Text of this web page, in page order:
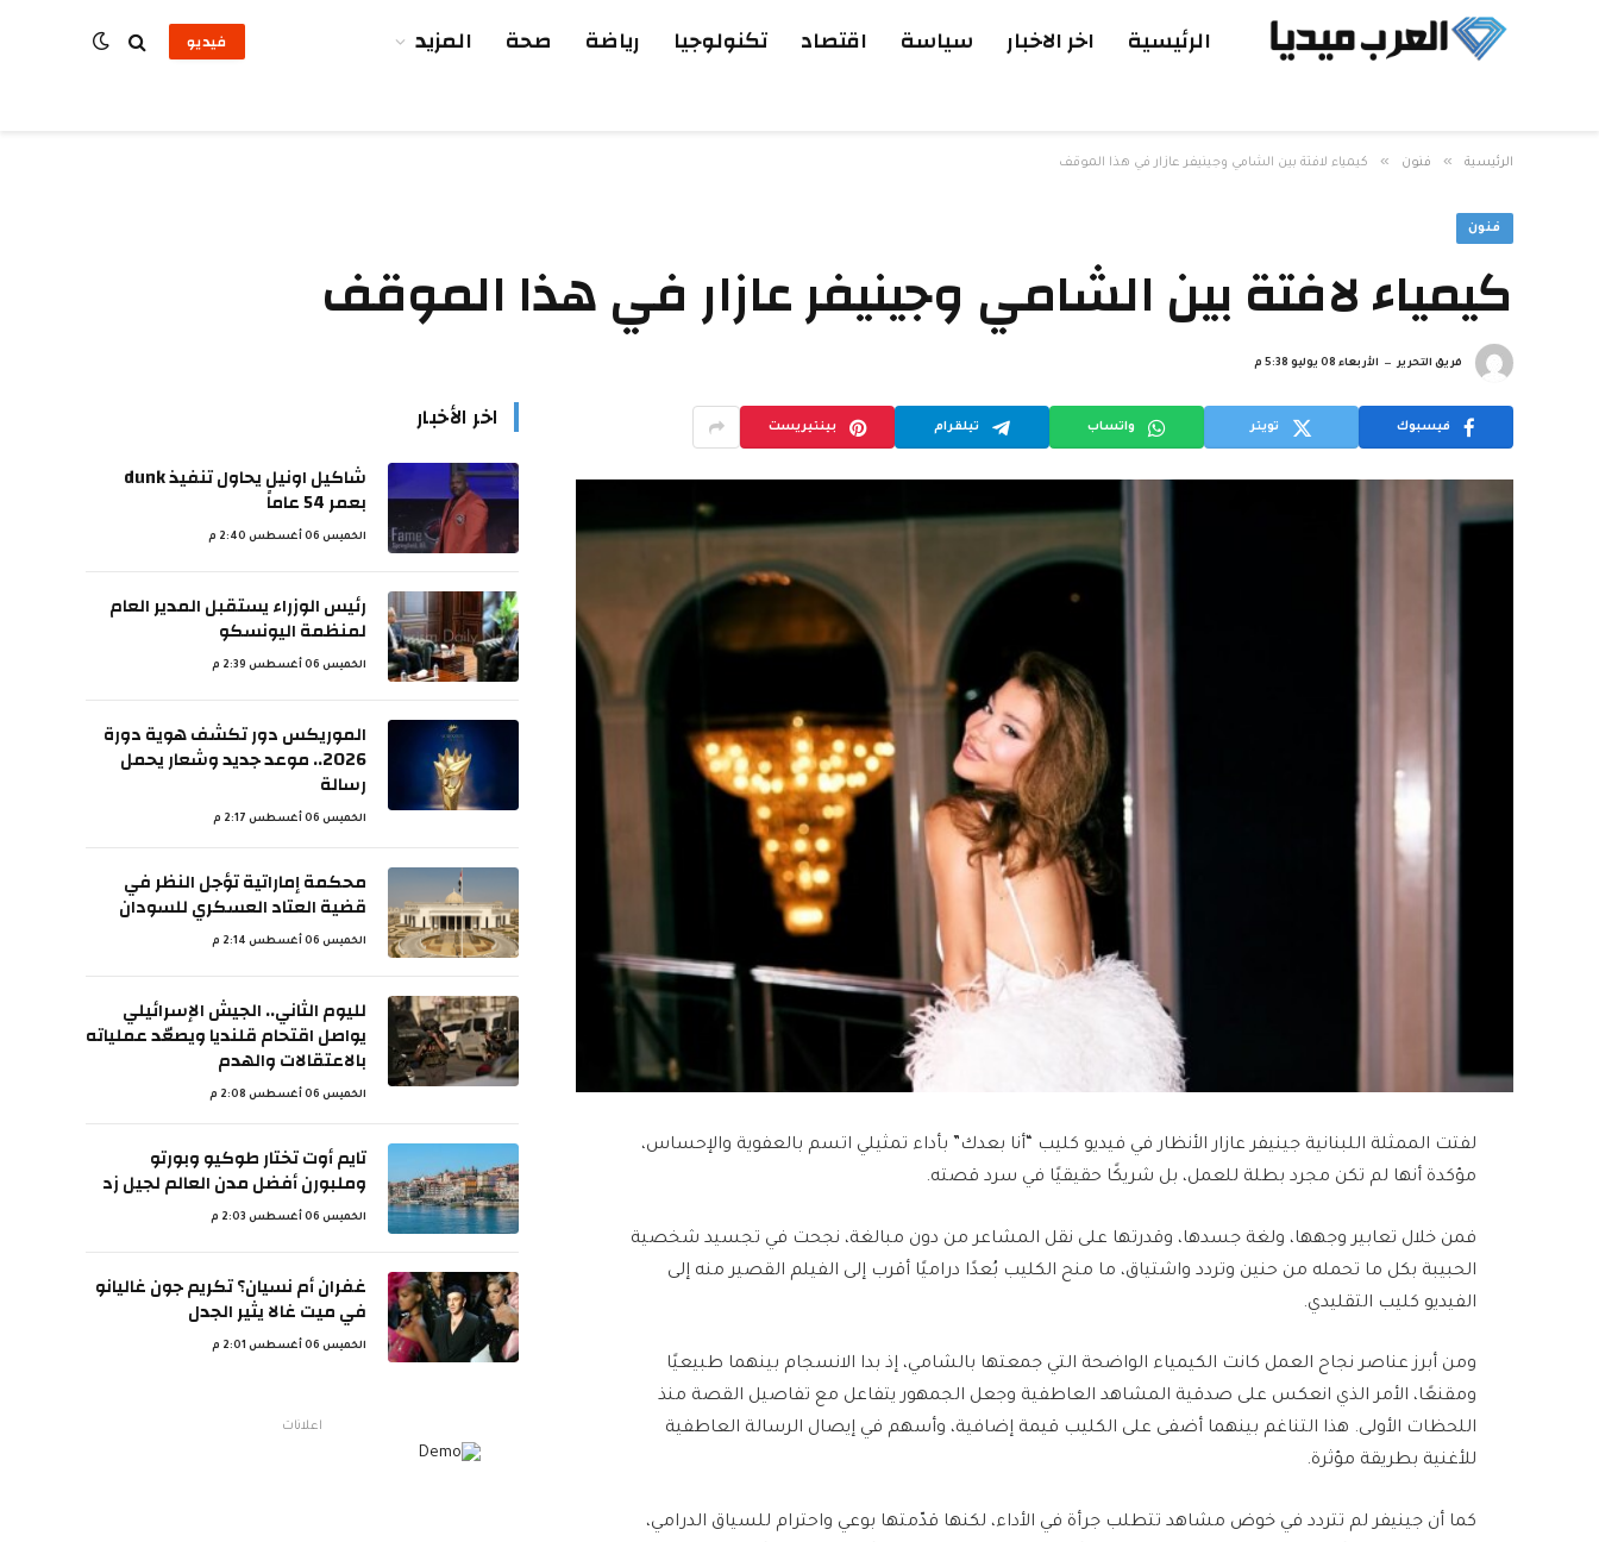
الرئيسية اخر الاخبار سياسة اقتصاد تكنولوجيا رياضة صحة المزيد فيديو
الرئيسية » فنون » كيمياء لافتة بين الشامي وجينيفر عازار في هذا الموقف
فنون
كيمياء لافتة بين الشامي وجينيفر عازار في هذا الموقف
فريق التحرير الأربعاء 08 يوليو 5:38 م
فيسبوك تويتر واتساب تيلقرام بينتيريست
لفتت الممثلة اللبنانية جينيفر عازار الأنظار في فيديو كليب “أنا بعدك” بأداء تمثيلي اتسم بالعفوية والإحساس،
مؤكدة أنها لم تكن مجرد بطلة للعمل، بل شريكًا حقيقيًا في سرد قصته.
فمن خلال تعابير وجهها، ولغة جسدها، وقدرتها على نقل المشاعر من دون مبالغة، نجحت في تجسيد شخصية
الحبيبة بكل ما تحمله من حنين وتردد واشتياق، ما منح الكليب بُعدًا دراميًا أقرب إلى الفيلم القصير منه إلى
الفيديو كليب التقليدي.
ومن أبرز عناصر نجاح العمل كانت الكيمياء الواضحة التي جمعتها بالشامي، إذ بدا الانسجام بينهما طبيعيًا
ومقنعًا، الأمر الذي انعكس على صدقية المشاهد العاطفية وجعل الجمهور يتفاعل مع تفاصيل القصة منذ
اللحظات الأولى. هذا التناغم بينهما أضفى على الكليب قيمة إضافية، وأسهم في إيصال الرسالة العاطفية
للأغنية بطريقة مؤثرة.
كما أن جينيفر لم تتردد في خوض مشاهد تتطلب جرأة في الأداء، لكنها قدّمتها بوعي واحترام للسياق الدرامي،
اخر الأخبار
شاكيل اونيل يحاول تنفيذ dunk
بعمر 54 عاماً
الخميس 06 أغسطس 2:40 م
رئيس الوزراء يستقبل المدير العام
لمنظمة اليونسكو
الخميس 06 أغسطس 2:39 م
الموريكس دور تكشف هوية دورة
2026.. موعد جديد وشعار يحمل
رسالة
الخميس 06 أغسطس 2:17 م
محكمة إماراتية تؤجل النظر في
قضية العتاد العسكري للسودان
الخميس 06 أغسطس 2:14 م
لليوم الثاني.. الجيش الإسرائيلي
يواصل اقتحام قلنديا ويصعّد عملياته
بالاعتقالات والهدم
الخميس 06 أغسطس 2:08 م
تايم أوت تختار طوكيو وبورتو
وملبورن أفضل مدن العالم لجيل زد
الخميس 06 أغسطس 2:03 م
غفران أم نسيان؟ تكريم جون غاليانو
في ميت غالا يثير الجدل
الخميس 06 أغسطس 2:01 م
اعلانات